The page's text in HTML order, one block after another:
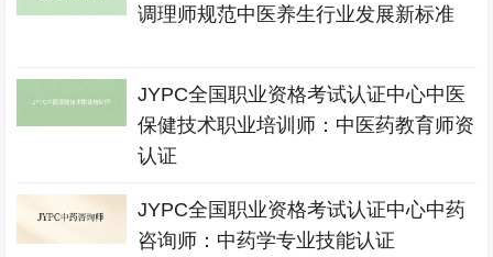
调理师规范中医养生行业发展新标准
JYPC全国职业资格考试认证中心中医
保健技术职业培训师：中医药教育师资
认证
JYPC全国职业资格考试认证中心中药
咨询师：中药学专业技能认证